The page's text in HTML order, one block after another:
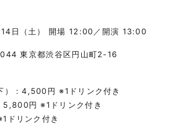
日（土） 開場 12:00／開演 13:00
東京都渋谷区円山町2-16
）：4,500円 ※1ドリンク付き
5,800円 ※1ドリンク付き
ドリンク付き